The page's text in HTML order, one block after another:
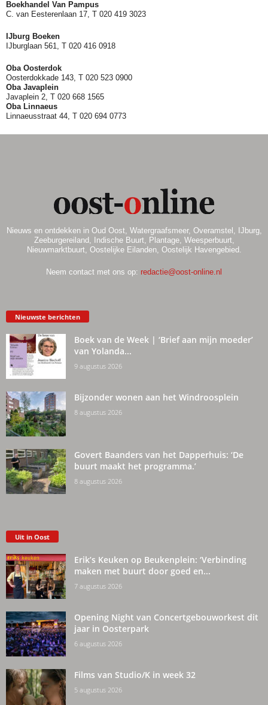
Boekhandel Van Pampus
C. van Eesterenlaan 17, T 020 419 3023
IJburg Boeken
IJburglaan 561, T 020 416 0918
Oba Oosterdok
Oosterdokkade 143, T 020 523 0900
Oba Javaplein
Javaplein 2, T 020 668 1565
Oba Linnaeus
Linnaeusstraat 44, T 020 694 0773
Nieuws en ontdekken in Oud Oost, Watergraafsmeer, Overamstel, IJburg,
Zeeburgereiland, Indische Buurt, Plantage, Weesperbuurt,
Nieuwmarktbuurt, Oostelijke Eilanden, Oostelijk Havengebied.
Neem contact met ons op: redactie@oost-online.nl
Nieuwste berichten
Boek van de Week | ‘Brief aan mijn moeder’
van Yolanda...
9 augustus 2026
Bijzonder wonen aan het Windroosplein
8 augustus 2026
Govert Baanders van het Dapperhuis: ‘De
buurt maakt het programma.’
8 augustus 2026
Uit in Oost
Erik’s Keuken op Beukenplein: ‘Verbinding
maken met buurt door goed en...
7 augustus 2026
Opening Night van Concertgebouworkest dit
jaar in Oosterpark
6 augustus 2026
Films van Studio/K in week 32
5 augustus 2026